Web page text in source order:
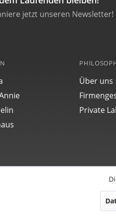
jetzt unseren Newsletter!
Über uns
Private
© POINT TEC Products